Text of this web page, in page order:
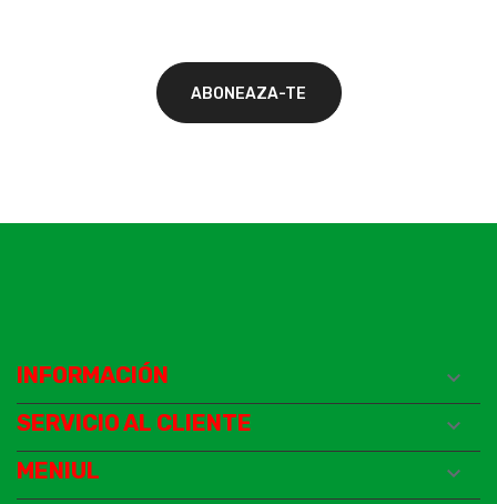
INFORMACIÓN

SERVICIO AL CLIENTE

MENIUL
